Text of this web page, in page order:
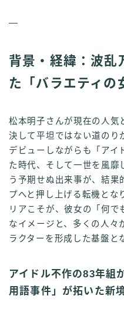
—
背景・経緯：波乱
た「バラエティの
松本明子さんが現在の人気
決して平坦ではない道のり
デビューしながらも「アイ
た時代、そして一世を風靡
う予期せぬ出来事が、結果
プへと押し上げる転機とな
リアこそが、彼女の「何で
なイメージと、多くの人々
ラクターを形成した基盤と
アイドル不作の83年組
用語事件」が拓いた新